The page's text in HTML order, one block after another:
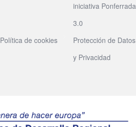
iniciativa Ponferrada
3.0
Política de cookies
Protección de Datos
y Privacidad